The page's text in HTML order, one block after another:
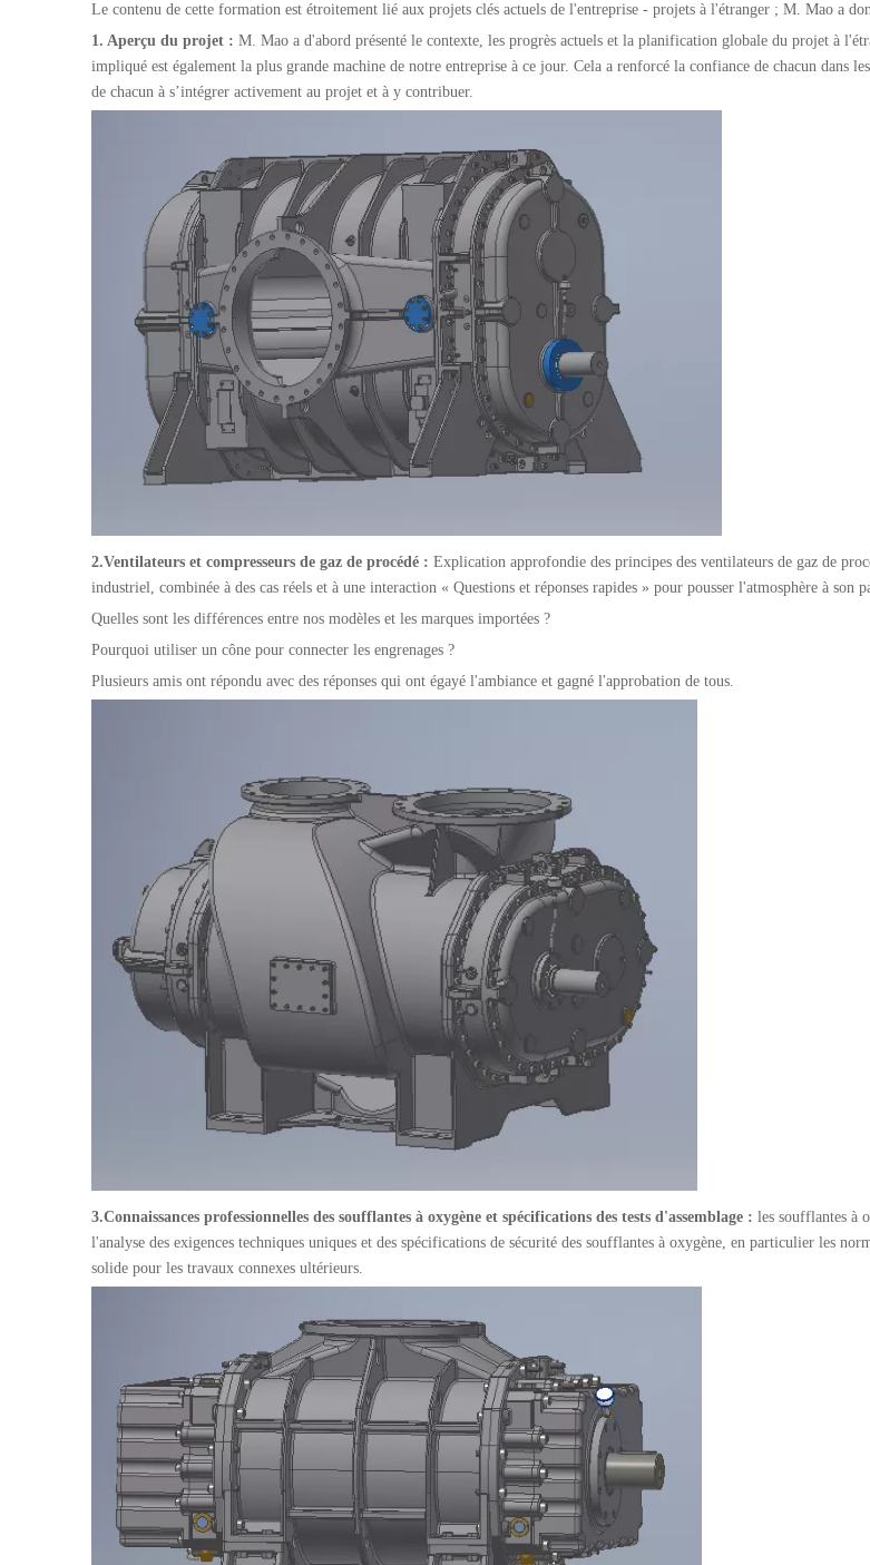
Le contenu de cette formation est étroitement lié aux projets clés actuels de l'entreprise - projets à l'étranger ; M. Mao a
1. Aperçu du projet : M. Mao a d'abord présenté le contexte, les progrès actuels et la planification globale du projet à
impliqué est également la plus grande machine de notre entreprise à ce jour. Cela a renforcé la confiance de chacun dans
de chacun à s’intégrer activement au projet et à y contribuer.
2.Ventilateurs et compresseurs de gaz de procédé : Explication approfondie des principes des ventilateurs de gaz de
industriel, combinée à des cas réels et à une interaction « Questions et réponses rapides » pour pousser l'atmosphère à son
Quelles sont les différences entre nos modèles et les marques importées ?
Pourquoi utiliser un cône pour connecter les engrenages ?
Plusieurs amis ont répondu avec des réponses qui ont égayé l'ambiance et gagné l'approbation de tous.
3.Connaissances professionnelles des soufflantes à oxygène et spécifications des tests d'assemblage : les soufflantes à
l'analyse des exigences techniques uniques et des spécifications de sécurité des soufflantes à oxygène, en particulier les
solide pour les travaux connexes ultérieurs.